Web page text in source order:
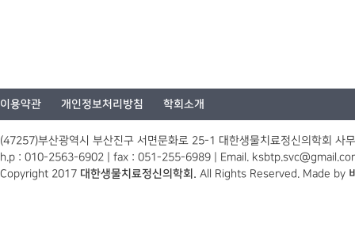
이용약관 개인정보처리방침 학회소개
(47257)부산광역시 부산진구 서면문화로 25-1 대한생물치료정신의학회 사
h.p : 010-2563-6902 | fax : 051-255-6989 | Email.
Copyright 2017 대한생물치료정신의학회. All Rights Reserved. Made by